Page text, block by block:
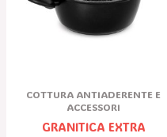
COTTURA ANTIADERENTE E
ACCESSORI
GRANITICA EXTRA